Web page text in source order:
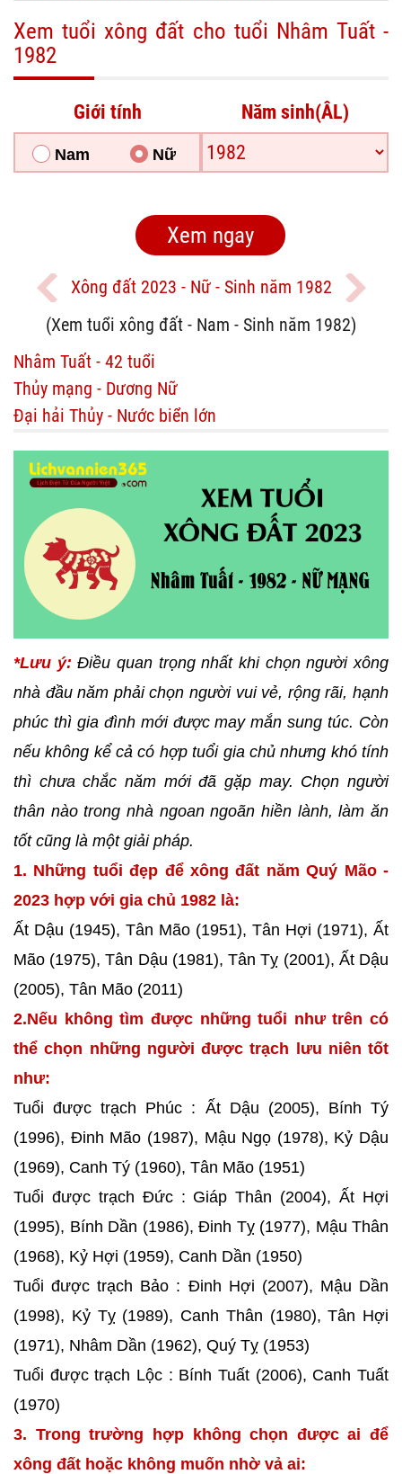
Xem tuổi xông đất cho tuổi Nhâm Tuất -
1982
Giới tính
Nam Nữ
Năm sinh(ÂL)
Xông đất 2023 - Nữ - Sinh năm 1982
(Xem tuổi xông đất - Nam - Sinh năm 1982)
Nhâm Tuất - 42 tuổi
Thủy mạng - Dương Nữ
Đại hải Thủy - Nước biển lớn
*Lưu ý: Điều quan trọng nhất khi chọn người xông
nhà đầu năm phải chọn người vui vẻ, rộng rãi, hạnh
phúc thì gia đình mới được may mắn sung túc. Còn
nếu không kể cả có hợp tuổi gia chủ nhưng khó tính
thì chưa chắc năm mới đã gặp may. Chọn người
thân nào trong nhà ngoan ngoãn hiền lành, làm ăn
tốt cũng là một giải pháp.
1. Những tuổi đẹp để xông đất năm Quý Mão -
2023 hợp với gia chủ 1982 là:
Ất Dậu (1945), Tân Mão (1951), Tân Hợi (1971), Ất
Mão (1975), Tân Dậu (1981), Tân Tỵ (2001), Ất Dậu
(2005), Tân Mão (2011)
2.Nếu không tìm được những tuổi như trên có
thể chọn những người được trạch lưu niên tốt
như:
Tuổi được trạch Phúc : Ất Dậu (2005), Bính Tý
(1996), Đinh Mão (1987), Mậu Ngọ (1978), Kỷ Dậu
(1969), Canh Tý (1960), Tân Mão (1951)
Tuổi được trạch Đức : Giáp Thân (2004), Ất Hợi
(1995), Bính Dần (1986), Đinh Tỵ (1977), Mậu Thân
(1968), Kỷ Hợi (1959), Canh Dần (1950)
Tuổi được trạch Bảo : Đinh Hợi (2007), Mậu Dần
(1998), Kỷ Tỵ (1989), Canh Thân (1980), Tân Hợi
(1971), Nhâm Dần (1962), Quý Tỵ (1953)
Tuổi được trạch Lộc : Bính Tuất (2006), Canh Tuất
(1970)
3. Trong trường hợp không chọn được ai để
xông đất hoặc không muốn nhờ vả ai: